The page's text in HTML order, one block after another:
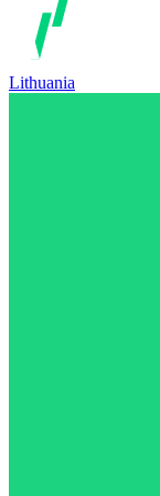
Lithuania